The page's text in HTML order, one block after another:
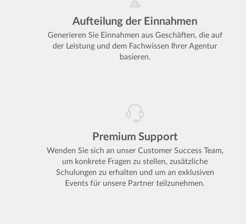
Aufteilung der Einnahmen
Generieren Sie Einnahmen aus Geschäften, die auf
der Leistung und dem Fachwissen Ihrer Agentur
basieren.
Premium Support
Wenden Sie sich an unser Customer Success Team,
um konkrete Fragen zu stellen, zusätzliche
Schulungen zu erhalten und um an exklusiven
Events für unsere Partner teilzunehmen.